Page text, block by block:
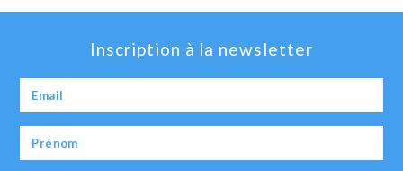
Inscription à la newsletter